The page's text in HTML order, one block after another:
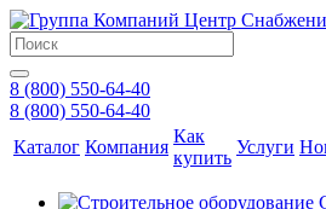
8 (800) 550-64-40
8 (800) 550-64-40
Каталог Компания
Как
купить
Услуги